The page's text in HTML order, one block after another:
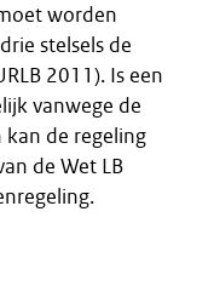
worden
stelsels de
2011). Is een
vanwege de
kan de regeling
de Wet LB